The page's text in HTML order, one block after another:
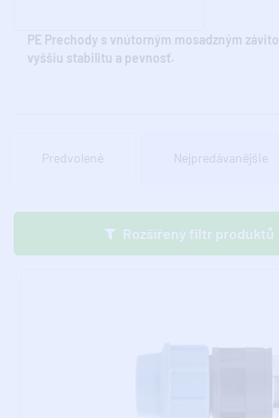
PE Prechody s vnútorným mosadzným
vyššiu stabilitu a pevnosť.
Predvolené Nejpredávanějšie
Rozšířený filtr produktů